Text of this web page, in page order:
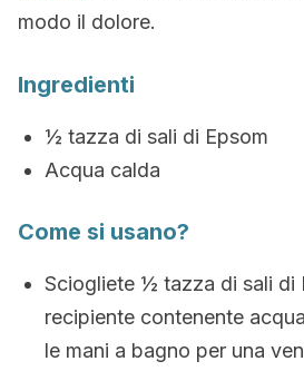
modo il dolore.
Ingredienti
½ tazza di sali di Epsom
Acqua calda
Come si usano?
Sciogliete ½ tazza di sali di
recipiente contenente
le mani a bagno per una